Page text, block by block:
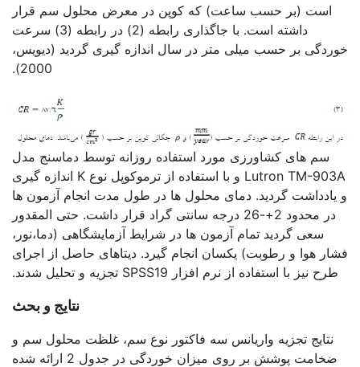
است (بر حسب ساعت) که کوپن در معرض محلول سم قرار
داشته است. با جاگذاری رابطه (2) در رابطه (3) سرعت
خوردگی بر حسب میلی متر در سال اندازه گیری گردید (دیویس،
2000).
سم های کشاورزی مورد استفاده روزانه توسط دماسنج مدل
Lutron TM-903A و با استفاده از ترموکوپل نوع K اندازه گیری
و یادداشت گردید. دمای محلول ها در طول مدت انجام آزمون ها
در محدود 2+-26 درجه سانتی گراد قرار داشت. حتی المقدور
سعی گردید تمام آزمون ها در شرایط آزمایشگاهی (دما،نور،
فشار هوا و رطوبت) یکسان انجام گیرد. دیتاهای حاصل از اجرای
طرح نیز با استفاده از نرم افزار SPSS19 تجزیه و تحلیل شدند.
نتایج و بحث
نتایج تجزیه واریانس سه فاکتور نوع سم، غلظت محلول سم و
ضخامت پوشش بر روی میزان خوردگی در جدول 2 ارائه شده